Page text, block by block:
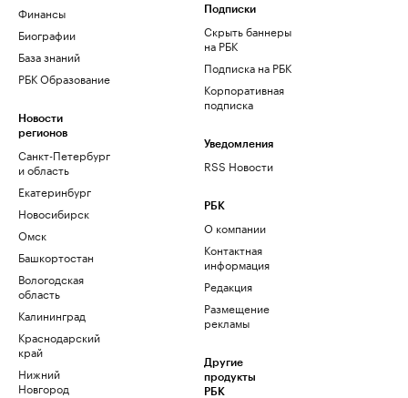
Финансы
Биографии
База знаний
РБК Образование
Новости
регионов
Санкт-Петербург
и область
Екатеринбург
Новосибирск
Омск
Башкортостан
Вологодская
область
Калининград
Краснодарский
край
Нижний
Новгород
Подписки
Скрыть баннеры
на РБК
Подписка на РБК
Корпоративная
подписка
Уведомления
RSS Новости
РБК
О компании
Контактная
информация
Редакция
Размещение
рекламы
Другие
продукты
РБК